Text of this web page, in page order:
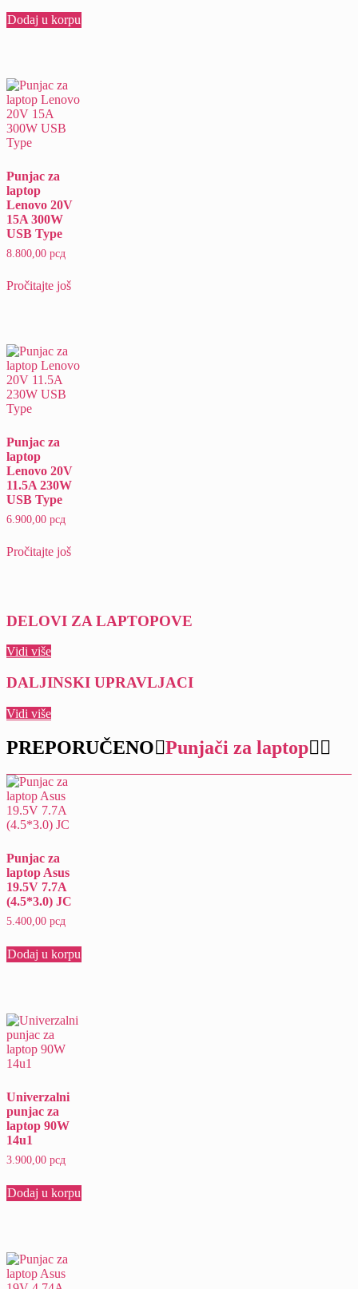
Dodaj u korpu
Punjac za
laptop
Lenovo 20V
15A 300W
USB Type
8.800,00 рсд
Pročitajte još
Punjac za
laptop
Lenovo 20V
11.5A 230W
USB Type
6.900,00 рсд
Pročitajte još
DELOVI ZA LAPTOPOVE
Vidi više
DALJINSKI UPRAVLJACI
Vidi više
PREPORUČENO Punjači za laptop
Punjac za
laptop Asus
19.5V 7.7A
(4.5*3.0) JC
5.400,00 рсд
Dodaj u korpu
Univerzalni
punjac za
laptop 90W
14u1
3.900,00 рсд
Dodaj u korpu